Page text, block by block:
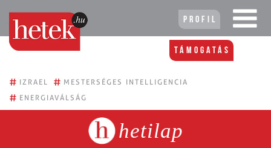
Profil
Támogatás
# IZRAEL # MESTERSÉGES INTELLIGENCIA
# ENERGIAVÁLSÁG
hetilap